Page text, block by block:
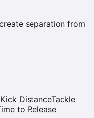
separation from
Kick DistanceTackle
to Release